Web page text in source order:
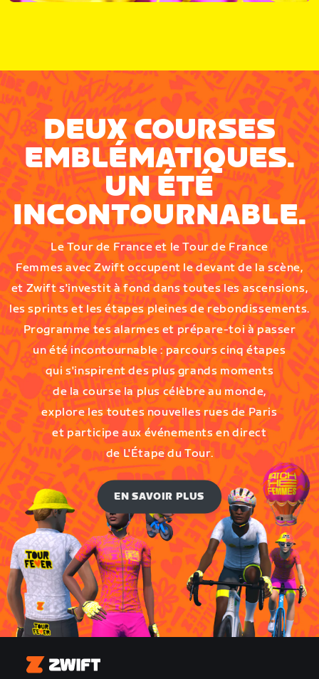
DEUX COURSES
EMBLÉMATIQUES.
UN ÉTÉ
INCONTOURNABLE.
Le Tour de France et le Tour de France
Femmes avec Zwift occupent le devant de la scène,
et Zwift s'investit à fond dans toutes les ascensions,
les sprints et les étapes pleines de rebondissements.
Programme tes alarmes et prépare-toi à passer
un été incontournable : parcours cinq étapes
qui s'inspirent des plus grands moments
de la course la plus célèbre au monde,
explore les toutes nouvelles rues de Paris
et participe aux événements en direct
de L'Étape du Tour.
EN SAVOIR PLUS
Zwift